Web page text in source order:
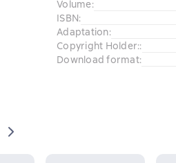
Volume:
ISBN:
Adaptation:
Copyright Holder::
Download format: